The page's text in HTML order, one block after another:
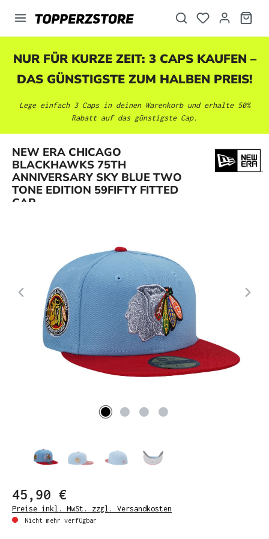
springen
NUR FÜR KURZE ZEIT: 3 CAPS KAUFEN –
DAS GÜNSTIGSTE ZUM HALBEN PREIS!
Lege einfach 3 Caps in deinen Warenkorb und erhalte 50%
Rabatt auf das günstigste Cap.
NEW ERA CHICAGO
BLACKHAWKS 75TH
ANNIVERSARY SKY BLUE TWO
TONE EDITION 59FIFTY FITTED
CAP
Bildergalerie überspringen
45,90 €
Preise inkl. MwSt. zzgl. Versandkosten
Nicht mehr verfügbar